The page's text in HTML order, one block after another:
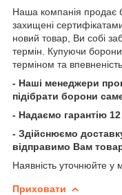
Наша компанія продає
захищені
новий товар, Ви собі
термін. Купуючи
терміном та
- Наші менеджери
підібрати борони
- Надаємо гарантію 12
- Здійснюємо
відправимо Вам
Наявність уточнюйте у
Приховати